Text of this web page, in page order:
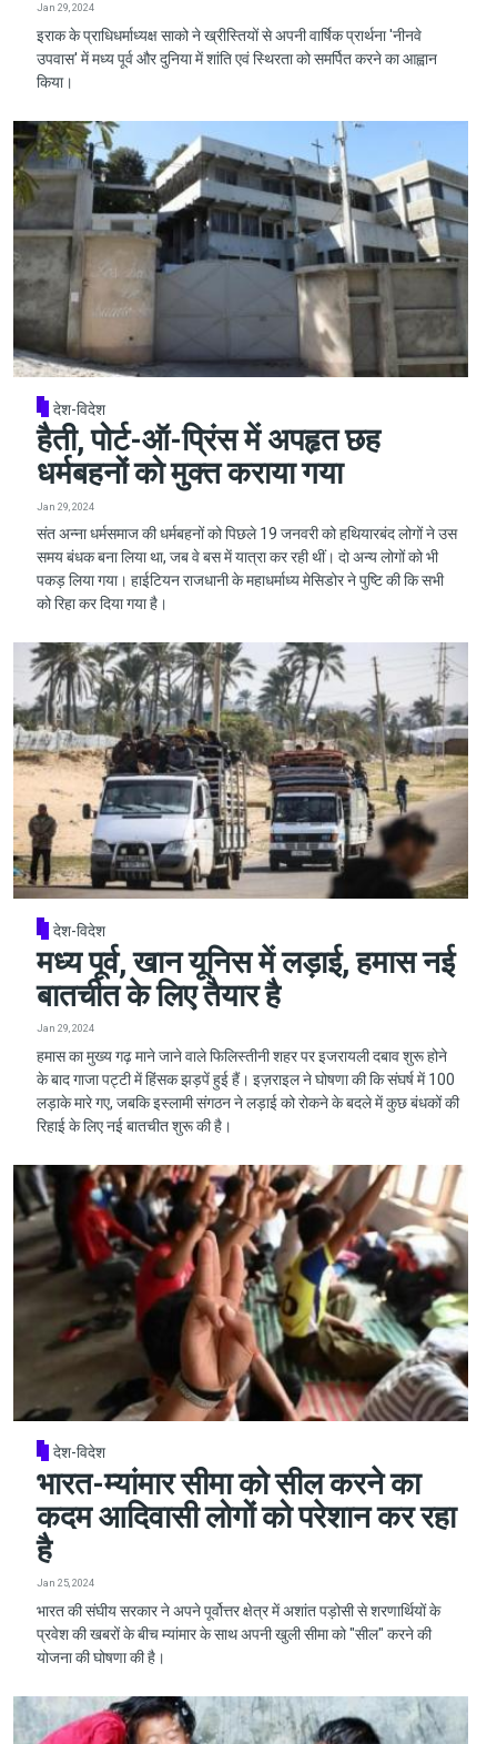
Jan 29, 2024
इराक के प्राधिधर्माध्यक्ष साको ने ख्रीस्तियों से अपनी वार्षिक प्रार्थना 'नीनवे
उपवास' में मध्य पूर्व और दुनिया में शांति एवं स्थिरता को समर्पित करने का आह्वान
किया।
देश-विदेश
हैती, पोर्ट-ऑ-प्रिंस में अपहृत छह
धर्मबहनों को मुक्त कराया गया
Jan 29, 2024
संत अन्ना धर्मसमाज की धर्मबहनों को पिछले 19 जनवरी को हथियारबंद लोगों ने उस
समय बंधक बना लिया था, जब वे बस में यात्रा कर रही थीं। दो अन्य लोगों को भी
पकड़ लिया गया। हाईटियन राजधानी के महाधर्माध्य मेसिडोर ने पुष्टि की कि सभी
को रिहा कर दिया गया है।
देश-विदेश
मध्य पूर्व, खान यूनिस में लड़ाई, हमास नई
बातचीत के लिए तैयार है
Jan 29, 2024
हमास का मुख्य गढ़ माने जाने वाले फिलिस्तीनी शहर पर इजरायली दबाव शुरू होने
के बाद गाजा पट्टी में हिंसक झड़पें हुई हैं। इज़राइल ने घोषणा की कि संघर्ष में 100
लड़ाके मारे गए, जबकि इस्लामी संगठन ने लड़ाई को रोकने के बदले में कुछ बंधकों की
रिहाई के लिए नई बातचीत शुरू की है।
देश-विदेश
भारत-म्यांमार सीमा को सील करने का
कदम आदिवासी लोगों को परेशान कर रहा
है
Jan 25, 2024
भारत की संघीय सरकार ने अपने पूर्वोत्तर क्षेत्र में अशांत पड़ोसी से शरणार्थियों के
प्रवेश की खबरों के बीच म्यांमार के साथ अपनी खुली सीमा को "सील" करने की
योजना की घोषणा की है।